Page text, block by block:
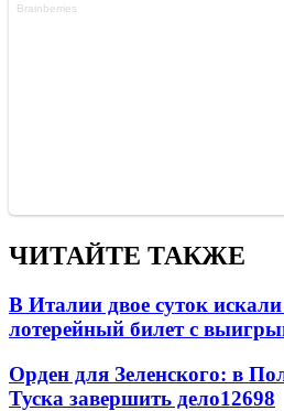
ЧИТАЙТЕ ТАКЖЕ
В Италии двое суток
лотерейный билет с
Орден для Зеленского: в
Туска завершить дело12698